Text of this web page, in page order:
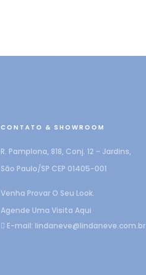
CONTATO & SHOWROOM
R. Pamplona, 818, Conj. 12 – Jardins,
São Paulo/SP CEP 01405-001
Venha Provar O Seu Look.
Agende Uma Visita Aqui
E-mail: lindaneve@lindaneve.com.br